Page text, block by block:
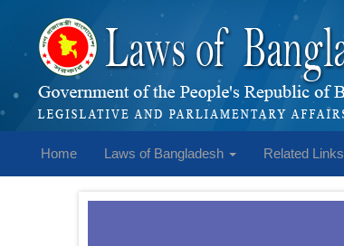
Home Laws of Bangladesh Related Links